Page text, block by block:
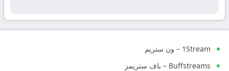
1Stream – ون ستريم
Buffstreams – باف ستريمز